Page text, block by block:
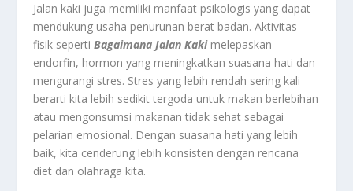
Jalan kaki juga memiliki manfaat psikologis yang dapat
mendukung usaha penurunan berat badan. Aktivitas
fisik sepertiBagaimana Jalan Kaki melepaskan
endorfin, hormon yang meningkatkan suasana hati dan
mengurangi stres. Stres yang lebih rendah sering kali
berarti kita lebih sedikit tergoda untuk makan berlebihan
atau mengonsumsi makanan tidak sehat sebagai
pelarian emosional. Dengan suasana hati yang lebih
baik, kita cenderung lebih konsisten dengan rencana
diet dan olahraga kita.